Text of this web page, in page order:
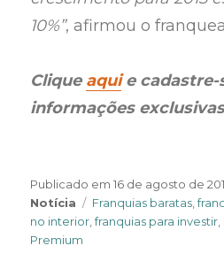
10%”, afirmou o
Clique aquie cadastre-
informações
Publicado em16 de agosto de
Notícia
Tags
Franquias baratas ,
no interior ,franquias para investir
Premium